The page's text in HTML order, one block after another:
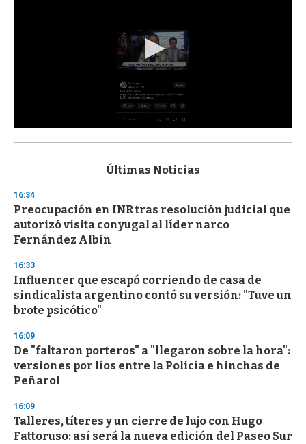
s
d
s
o
f
3
s
e
c
o
n
Últimas Noticias
16:34
Preocupación en INR tras resolución judicial que
autorizó visita conyugal al líder narco
Fernández Albín
16:33
Influencer que escapó corriendo de casa de
sindicalista argentino contó su versión: "Tuve un
brote psicótico"
16:09
De "faltaron porteros" a "llegaron sobre la hora":
versiones por líos entre la Policía e hinchas de
Peñarol
16:09
Talleres, títeres y un cierre de lujo con Hugo
Fattoruso: así será la nueva edición del Paseo Sur